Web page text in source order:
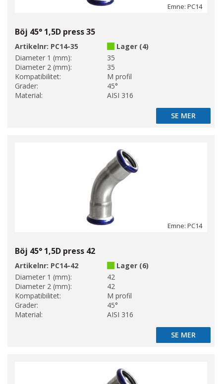
Emne: PC14
Böj 45° 1,5D press 35
Artikelnr: PC14-35
Lager (4)
Diameter 1 (mm):
35
Diameter 2 (mm):
35
Kompatibilitet:
M profil
Grader:
45°
Material:
AISI 316
SE MER
SE MER
Emne: PC14
Böj 45° 1,5D press 42
Artikelnr: PC14-42
Lager (6)
Diameter 1 (mm):
42
Diameter 2 (mm):
42
Kompatibilitet:
M profil
Grader:
45°
Material:
AISI 316
SE MER
SE MER